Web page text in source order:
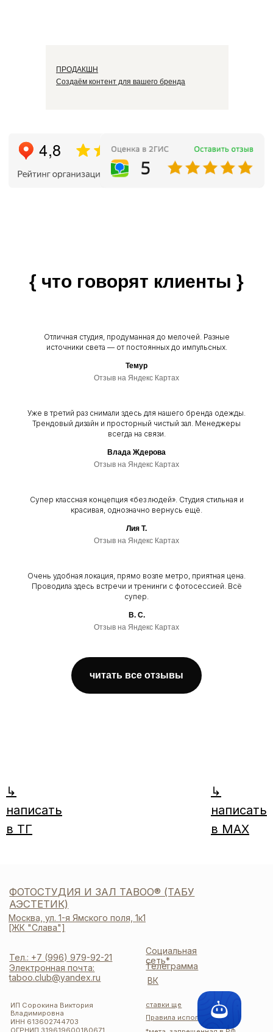
ПРОДАКШН
Создаём контент для вашего бренда
{ что говорят клиенты }
Отличная студия, продуманная до мелочей. Разные
источники света — от постоянных до импульсных.
Темур
Отзыв на Яндекс Картах
Уже в третий раз снимали здесь для нашего бренда одежды.
Трендовый дизайн и просторный чистый зал. Менеджеры
всегда на связи.
Влада Ждерова
Отзыв на Яндекс Картах
Супер классная концепция «без людей». Студия стильная и
красивая, однозначно вернусь ещё.
Лия Т.
Отзыв на Яндекс Картах
Очень удобная локация, прямо возле метро, приятная цена.
Проводила здесь встречи и тренинги с фотосессией. Всё
супер.
В. С.
Отзыв на Яндекс Картах
читать все отзывы
↳
написать
в ТГ
↳
написать
в MAX
Социальная
организации
[ЖК "Слава"]